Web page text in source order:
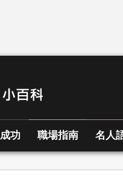
功 職場指南 名人